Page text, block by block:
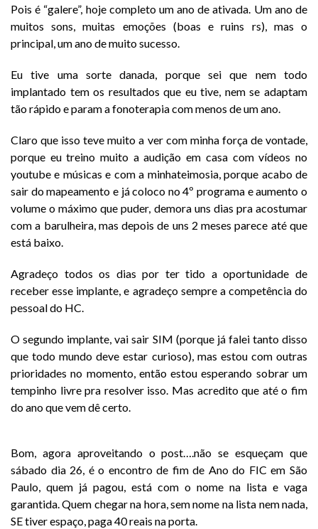
Pois é “galere”, hoje completo um ano de ativada. Um ano de
muitos sons, muitas emoções (boas e ruins rs), mas o
principal, um ano de muito sucesso.
Eu tive uma sorte danada, porque sei que nem todo
implantado tem os resultados que eu tive, nem se adaptam
tão rápido e param a fonoterapia com menos de um ano.
Claro que isso teve muito a ver com minha força de vontade,
porque eu treino muito a audição em casa com vídeos no
youtube e músicas e com a minhateimosia, porque acabo de
sair do mapeamento e já coloco no 4º programa e aumento o
volume o máximo que puder, demora uns dias pra acostumar
com a barulheira, mas depois de uns 2 meses parece até que
está baixo.
Agradeço todos os dias por ter tido a oportunidade de
receber esse implante, e agradeço sempre a competência do
pessoal do HC.
O segundo implante, vai sair SIM (porque já falei tanto disso
que todo mundo deve estar curioso), mas estou com outras
prioridades no momento, então estou esperando sobrar um
tempinho livre pra resolver isso. Mas acredito que até o fim
do ano que vem dê certo.
Bom, agora aproveitando o post….não se esqueçam que
sábado dia 26, é o encontro de fim de Ano do FIC em São
Paulo, quem já pagou, está com o nome na lista e vaga
garantida. Quem chegar na hora, sem nome na lista nem nada,
SE tiver espaço, paga 40 reais na porta.